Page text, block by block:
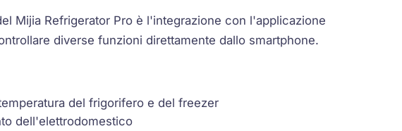
Mijia Refrigerator Pro è l'integrazione con l'applicazione
diverse funzioni direttamente dallo smartphone.
del frigorifero e del freezer
dell'elettrodomestico